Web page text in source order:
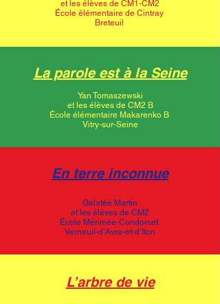
La parole est à la Seine
Yan Tomaszewski
et les élèves de CM2 B
École élémentaire Makarenko B
Vitry-sur-Seine
et les élèves de CM1-CM2
École élémentaire de Cintray
Breteuil
En terre inconnue
Galatée Martin
et les élèves de CM2
École Mérimée-Condorcet
Verneuil-d’Avre-et-d’Iton
L’arbre de vie